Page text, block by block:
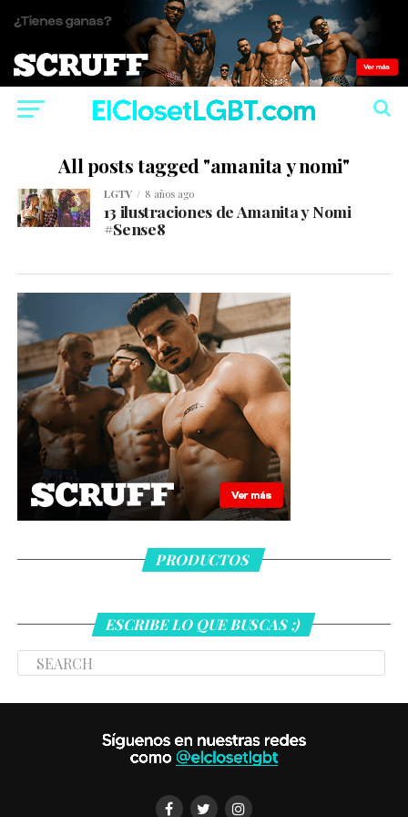
All posts tagged "amanita y nomi"
LGTV 8 años ago
13 ilustraciones de Amanita y Nomi
#Sense8
PRODUCTOS
ESCRIBE LO QUE BUSCAS ;)